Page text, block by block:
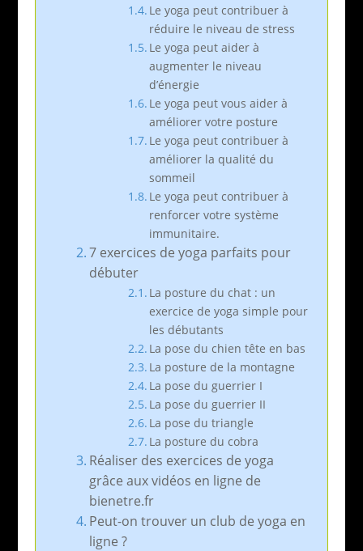
Le yoga peut contribuer à
réduire le niveau de stress
Le yoga peut aider à
augmenter le niveau
d’énergie
Le yoga peut vous aider à
améliorer votre posture
Le yoga peut contribuer à
améliorer la qualité du
sommeil
Le yoga peut contribuer à
renforcer votre système
immunitaire.
7 exercices de yoga parfaits pour
débuter
La posture du chat : un
exercice de yoga simple pour
les débutants
La pose du chien tête en bas
La posture de la montagne
La pose du guerrier I
La pose du guerrier II
La pose du triangle
La posture du cobra
Réaliser des exercices de yoga
grâce aux vidéos en ligne de
bienetre.fr
Peut-on trouver un club de yoga en
ligne ?